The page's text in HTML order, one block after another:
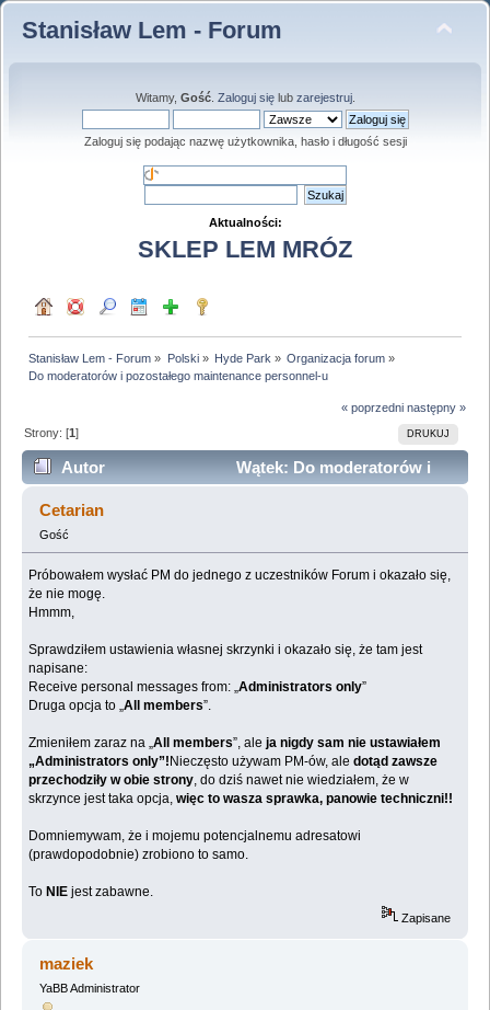
Stanisław Lem - Forum
Witamy, Gość. Zaloguj sięlub zarejestruj.
Zaloguj się podając nazwę użytkownika, hasło i długość sesji
Aktualności:
SKLEP LEM MRÓZ
Stanisław Lem - Forum » Polski» Hyde Park » Organizacja forum »
Do moderatorów i pozostałego maintenance personnel-u
« poprzedni następny »
DRUKUJ
Strony: [1]
Autor
Wątek: Do moderatorów i
pozostałego maintenance personnel-u (Przeczytany
73798 razy)
Cetarian
Gość
Próbowałem wysłać PM do jednego z uczestników Forum i okazało się,
że nie mogę.
Hmmm,
Sprawdziłem ustawienia własnej skrzynki i okazało się, że tam jest
napisane:
Receive personal messages from: „Administrators only”
Druga opcja to „All members”.
Zmieniłem zaraz na „All members”, aleja nigdy sam nie ustawiałem
„Administrators only”! Nieczęsto używam PM-ów, aledotąd zawsze
przechodziły w obie strony, do dziś nawet nie wiedziałem, że w
skrzynce jest taka opcja,więc to wasza sprawka, panowie techniczni!!
Domniemywam, że i mojemu potencjalnemu adresatowi
(prawdopodobnie) zrobiono to samo.
To NIE jest zabawne.
Zapisane
maziek
YaBB Administrator